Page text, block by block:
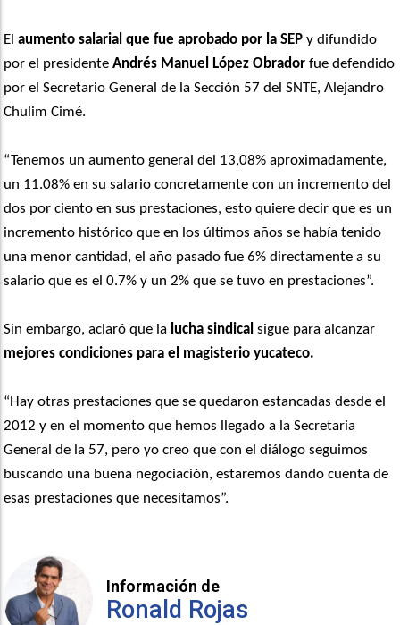
Elaumento salarial que fue aprobado por la SEP y difundido
por el presidenteAndrés Manuel López Obrador fue defendido
por el Secretario General de la Sección 57 del SNTE, Alejandro
Chulim Cimé.
“Tenemos un aumento general del 13,08% aproximadamente,
un 11.08% en su salario concretamente con un incremento del
dos por ciento en sus prestaciones, esto quiere decir que es un
incremento histórico que en los últimos años se había tenido
una menor cantidad, el año pasado fue 6% directamente a su
salario que es el 0.7% y un 2% que se tuvo en prestaciones”.
Sin embargo, aclaró que la lucha sindical sigue para alcanzar
mejores condiciones para el magisterio yucateco.
“Hay otras prestaciones que se quedaron estancadas desde el
2012 y en el momento que hemos llegado a la Secretaria
General de la 57, pero yo creo que con el diálogo seguimos
buscando una buena negociación, estaremos dando cuenta de
esas prestaciones que necesitamos”.
Información de
Ronald Rojas